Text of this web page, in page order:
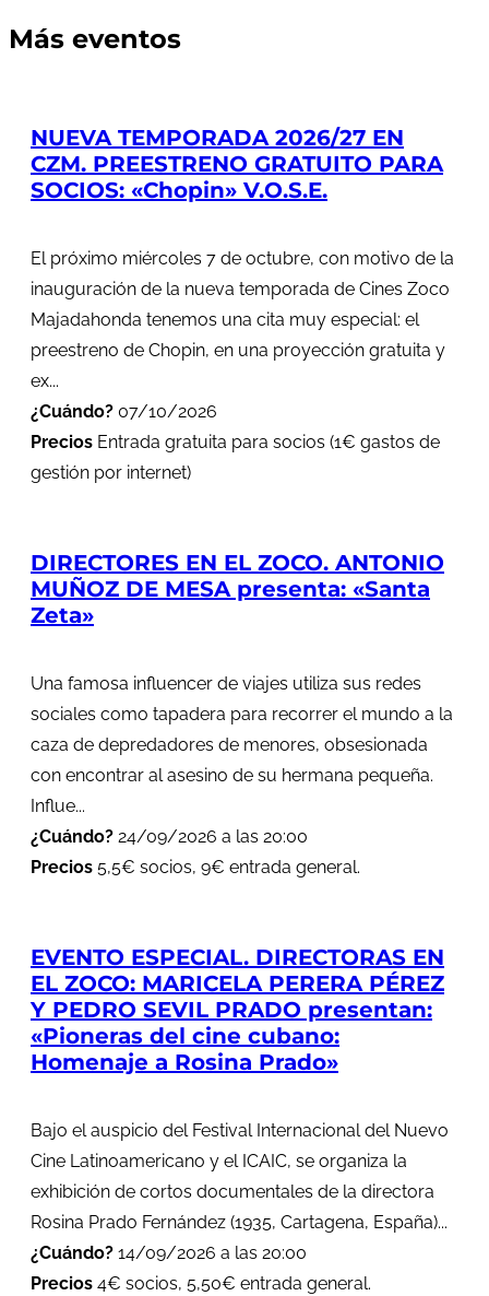
Más eventos
NUEVA TEMPORADA 2026/27 EN
CZM. PREESTRENO GRATUITO PARA
SOCIOS: «Chopin» V.O.S.E.
El próximo miércoles 7 de octubre, con motivo de la
inauguración de la nueva temporada de Cines Zoco
Majadahonda tenemos una cita muy especial: el
preestreno de Chopin, en una proyección gratuita y
ex...
¿Cuándo? 07/10/2026
Precios Entrada gratuita para socios (1€ gastos de
gestión por internet)
DIRECTORES EN EL ZOCO. ANTONIO
MUÑOZ DE MESA presenta: «Santa
Zeta»
Una famosa influencer de viajes utiliza sus redes
sociales como tapadera para recorrer el mundo a la
caza de depredadores de menores, obsesionada
con encontrar al asesino de su hermana pequeña.
Influe...
¿Cuándo? 24/09/2026 a las 20:00
Precios 5,5€ socios, 9€ entrada general.
EVENTO ESPECIAL. DIRECTORAS EN
EL ZOCO: MARICELA PERERA PÉREZ
Y PEDRO SEVIL PRADO presentan:
«Pioneras del cine cubano:
Homenaje a Rosina Prado»
Bajo el auspicio del Festival Internacional del Nuevo
Cine Latinoamericano y el ICAIC, se organiza la
exhibición de cortos documentales de la directora
Rosina Prado Fernández (1935, Cartagena, España)...
¿Cuándo? 14/09/2026 a las 20:00
Precios 4€ socios, 5,50€ entrada general.